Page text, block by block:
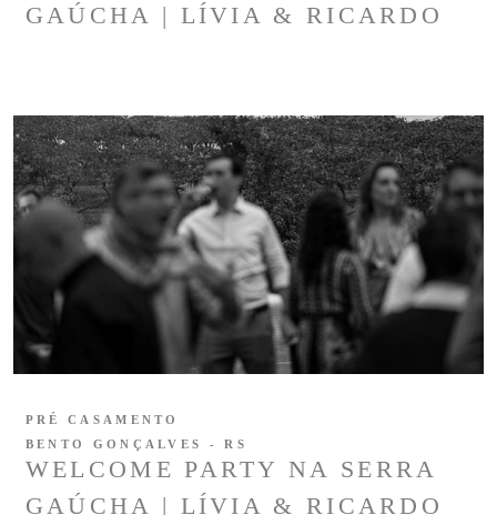
GAÚCHA | LÍVIA & RICARDO
WELCOME PARTY NA SERRA
GAÚCHA | LÍVIA & RICARDO
PRÉ CASAMENTO
BENTO GONÇALVES - RS